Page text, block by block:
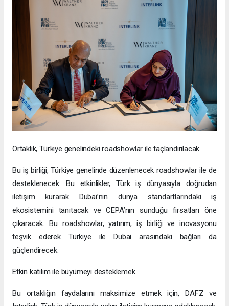
Ortaklık, Türkiye genelindeki roadshowlar ile taçlandırılacak
Bu iş birliği, Türkiye genelinde düzenlenecek roadshowlar ile de
desteklenecek. Bu etkinlikler, Türk iş dünyasıyla doğrudan
iletişim kurarak Dubai’nin dünya standartlarındaki iş
ekosistemini tanıtacak ve CEPA’nın sunduğu fırsatları öne
çıkaracak. Bu roadshowlar, yatırım, iş birliği ve inovasyonu
teşvik ederek Türkiye ile Dubai arasındaki bağları da
güçlendirecek.
Etkin katılım ile büyümeyi desteklemek
Bu ortaklığın faydalarını maksimize etmek için, DAFZ ve